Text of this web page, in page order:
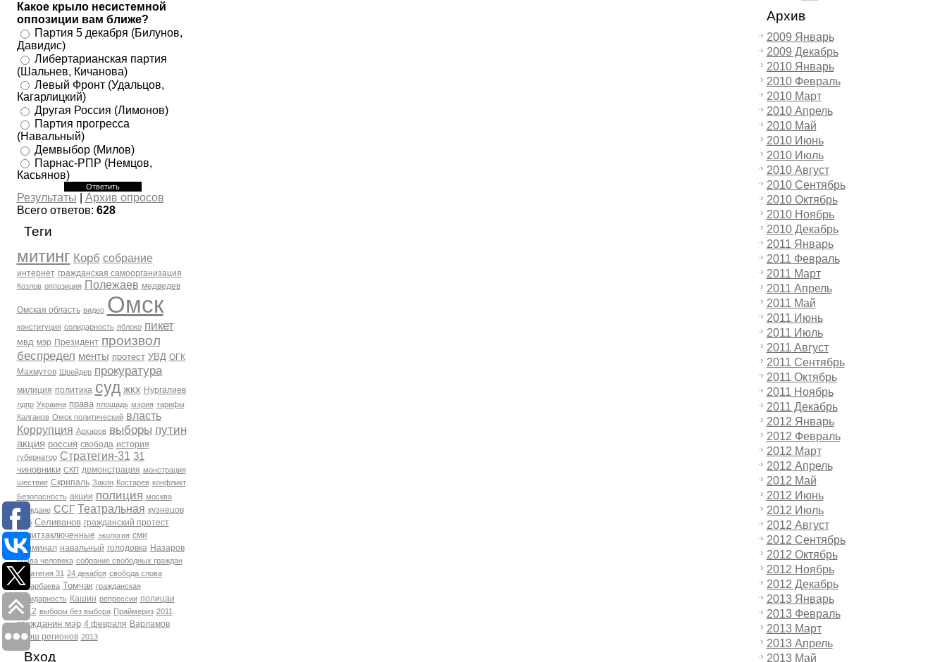
Какое крыло несистемной
оппозиции вам ближе?
Партия 5 декабря (Билунов,
Давидис)
Либертарианская партия
(Шальнев, Кичанова)
Левый Фронт (Удальцов,
Кагарлицкий)
Другая Россия (Лимонов)
Партия прогресса
(Навальный)
Демвыбор (Милов)
Парнас-РПР (Немцов,
Касьянов)
Результаты
Архив опросов
Всего ответов: 628
Теги
митинг Корб собрание
интернет гражданская самоорганизация
Козлов оппозиция Полежаев медведев
Омская область видео Омск
конституция солидарность яблоко пикет
мвд мэр Президент произвол
беспредел менты протест УВД ОГК
Махмутов
Шрейдер прокуратура
милиция политика суд жкх Нургалиев
лдпр Украина права площадь мэрия тарифы
Калганов Омск политический власть
Коррупция Архаров выборы путин
акция россия свобода история
губернатор Стратегия-31 31
чиновники СКП демонстрация монстрация
шествие Скрипаль Закон Костарев конфликт
Безопасность акции полиция москва
Граждане ССГ Театральная кузнецов
фсб Селиванов гражданский протест
политзаключенные экология сми
Криминал навальный голодовка Назаров
права человека собрание свободных граждан
Стратегия 31 24 декабря свобода слова
Бухарбаева Томчак гражданская
солидарность Кашин репрессии полицаи
2012 выборы без выбора Праймериз 2011
гражданин мэр 4 февраля Варламов
марш регионов 2013
Вход
Архив
2009 Январь
2009 Декабрь
2010 Январь
2010 Февраль
2010 Март
2010 Апрель
2010 Май
2010 Июнь
2010 Июль
2010 Август
2010 Сентябрь
2010 Октябрь
2010 Ноябрь
2010 Декабрь
2011 Январь
2011 Февраль
2011 Март
2011 Апрель
2011 Май
2011 Июнь
2011 Июль
2011 Август
2011 Сентябрь
2011 Октябрь
2011 Ноябрь
2011 Декабрь
2012 Январь
2012 Февраль
2012 Март
2012 Апрель
2012 Май
2012 Июнь
2012 Июль
2012 Август
2012 Сентябрь
2012 Октябрь
2012 Ноябрь
2012 Декабрь
2013 Январь
2013 Февраль
2013 Март
2013 Апрель
2013 Май